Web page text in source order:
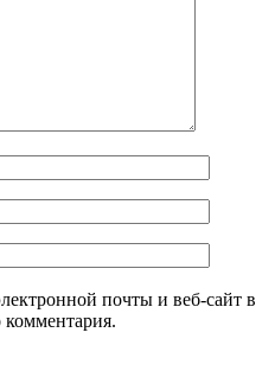
почты и веб-сайт в
комментария.